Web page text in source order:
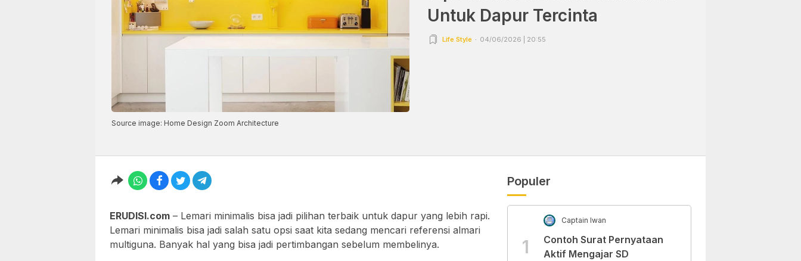
Source image: Home Design Zoom Architecture
Untuk Dapur Tercinta
Life Style 04/06/2026 | 20:55
ERUDISI.com – Lemari minimalis bisa jadi pilihan terbaik untuk dapur yang lebih rapi.
Lemari minimalis bisa jadi salah satu opsi saat kita sedang mencari referensi almari
multiguna. Banyak hal yang bisa jadi pertimbangan sebelum membelinya.
Populer
1
Captain Iwan
Contoh Surat Pernyataan
Aktif Mengajar SD